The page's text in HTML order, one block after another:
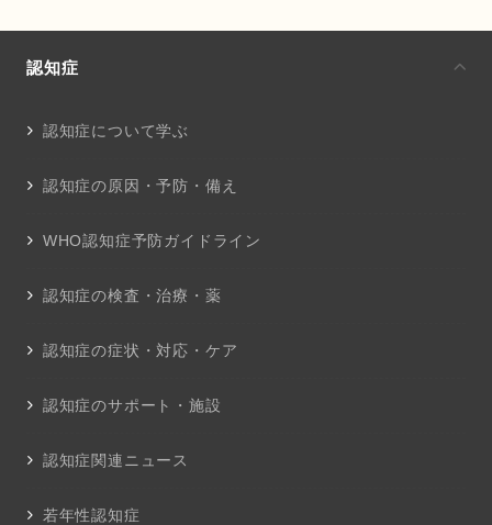
認知症
認知症について学ぶ
認知症の原因・予防・備え
WHO認知症予防ガイドライン
認知症の検査・治療・薬
認知症の症状・対応・ケア
認知症のサポート・施設
認知症関連ニュース
若年性認知症